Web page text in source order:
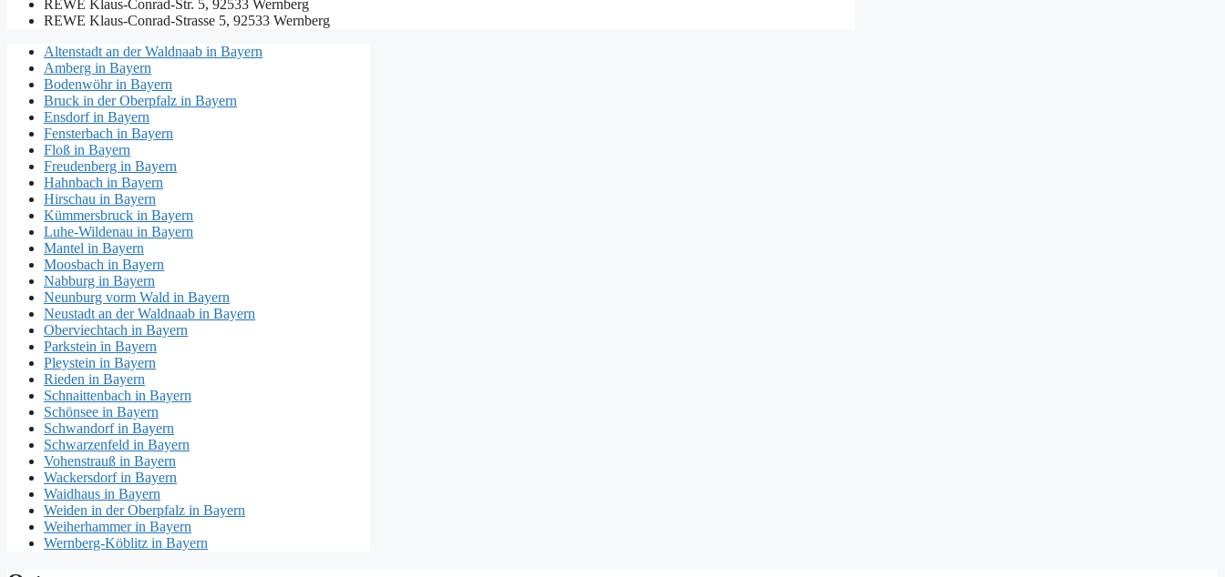
REWE Klaus-Conrad-Str. 5, 92533 Wernberg
REWE Klaus-Conrad-Strasse 5, 92533 Wernberg
Altenstadt an der Waldnaab in Bayern
Amberg in Bayern
Bodenwöhr in Bayern
Bruck in der Oberpfalz in Bayern
Ensdorf in Bayern
Fensterbach in Bayern
Floß in Bayern
Freudenberg in Bayern
Hahnbach in Bayern
Hirschau in Bayern
Kümmersbruck in Bayern
Luhe-Wildenau in Bayern
Mantel in Bayern
Moosbach in Bayern
Nabburg in Bayern
Neunburg vorm Wald in Bayern
Neustadt an der Waldnaab in Bayern
Oberviechtach in Bayern
Parkstein in Bayern
Pleystein in Bayern
Rieden in Bayern
Schnaittenbach in Bayern
Schönsee in Bayern
Schwandorf in Bayern
Schwarzenfeld in Bayern
Vohenstrauß in Bayern
Wackersdorf in Bayern
Waidhaus in Bayern
Weiden in der Oberpfalz in Bayern
Weiherhammer in Bayern
Wernberg-Köblitz in Bayern